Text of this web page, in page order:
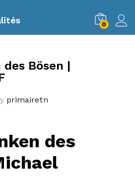
0
des Bösen |
primairetn
des